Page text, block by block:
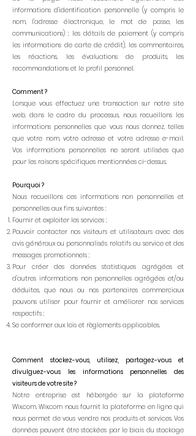
informations d'identification personnelle (y compris le
nom, l'adresse électronique, le mot de passe, les
communications) ; les détails de paiement (y compris
les informations de carte de crédit), les commentaires,
les réactions, les évaluations de produits, les
recommandations et le profil personnel.
Comment ?
Lorsque vous effectuez une transaction sur notre site
web, dans le cadre du processus, nous recueillons les
informations personnelles que vous nous donnez, telles
que votre nom, votre adresse et votre adresse e-mail.
Vos informations personnelles ne seront utilisées que
pour les raisons spécifiques mentionnées ci-dessus.
Pourquoi ?
Nous recueillons ces informations non personnelles et
personnelles aux fins suivantes :
Fournir et exploiter les services ;
Pouvoir contacter nos visiteurs et utilisateurs avec des
avis généraux ou personnalisés relatifs au service et des
messages promotionnels ;
Pour créer des données statistiques agrégées et
d'autres informations non personnelles agrégées et/ou
déduites, que nous ou nos partenaires commerciaux
pouvons utiliser pour fournir et améliorer nos services
respectifs ;
Se conformer aux lois et règlements applicables.
Comment stockez-vous, utilisez, partagez-vous et
divulguez-vous les informations personnelles des
visiteurs de votre site ?
Notre entreprise est hébergée sur la plateforme
Wix.com. Wix.com nous fournit la plateforme en ligne qui
nous permet de vous vendre nos produits et services. Vos
données peuvent être stockées par le biais du stockage